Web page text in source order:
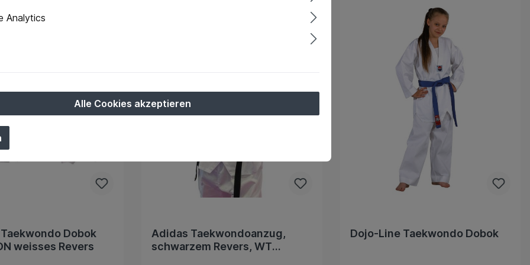
Taekwondo Dobok
weisses Revers
Adidas Taekwondoanzug,
schwarzem Revers, WT
Dojo-Line Taekwondo Dobok
Analytics
Alle Cookies akzeptieren